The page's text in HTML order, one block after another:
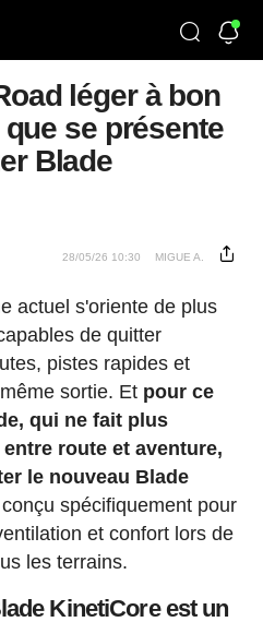
léger à bon
se présente
Blade
28/05/26 10:30 MIGUE A.
actuel s'oriente de plus
de quitter
pistes rapides et
sortie. Et pour ce
qui ne fait plus
route et aventure,
le nouveau Blade
spécifiquement pour
et confort lors de
les terrains.
KinetiCore est un